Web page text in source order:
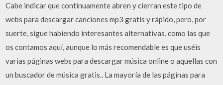
Cabe indicar que continuamente abren y cierran este tipo de
webs para descargar canciones mp3 gratis y rápido, pero, por
suerte, sigue habiendo interesantes alternativas, como las que
os contamos aquí, aunque lo más recomendable es que uséis
varias páginas webs para descargar música online o aquellas con
un buscador de música gratis.. La mayoría de las páginas para